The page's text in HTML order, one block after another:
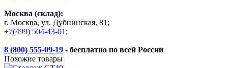
Москва (склад):
г. Москва, ул. Дубнинская, 81;
+7(499) 504-43-01 ;
8 (800) 555-09-19 - бесплатно по всей России
Похожие товары